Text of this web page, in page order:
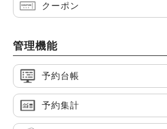
クーポン
管理機能
予約台帳
予約集計